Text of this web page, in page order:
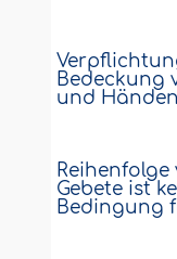
Bedeckung
und Händen
Gebete ist
Bedingung